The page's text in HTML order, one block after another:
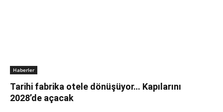
Haberler
Tarihi fabrika otele dönüşüyor… Kapılarını
2028’de açacak